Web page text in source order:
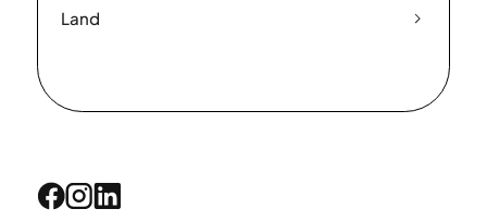
Land